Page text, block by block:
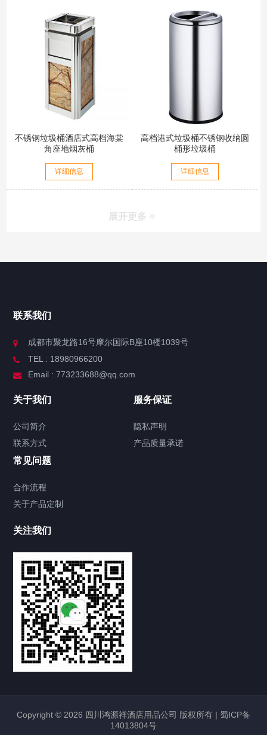
不锈钢垃圾桶酒店式高档海棠
角座地烟灰桶
详细信息
高档港式垃圾桶不锈钢收纳圆
桶形垃圾桶
详细信息
展开更多
联系我们
成都市聚龙路16号摩尔国际B座10楼1039号
TEL : 18980966200
Email : 773233688@qq.com
关于我们
公司简介
联系方式
服务保证
隐私声明
产品质量承诺
常见问题
合作流程
关于产品定制
关注我们
Copyright © 2026 四川鸿源祥酒店用品公司 版权所有 | 蜀ICP备
14013804号